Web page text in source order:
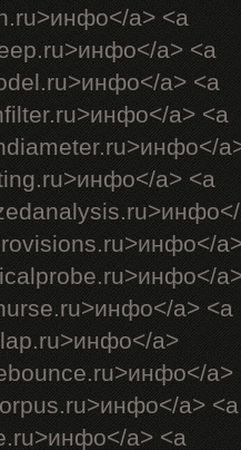
a> <a
a> <a
a> <a
a> <a
a> <a
a> <a
a>
a>
a> <a
a> <a